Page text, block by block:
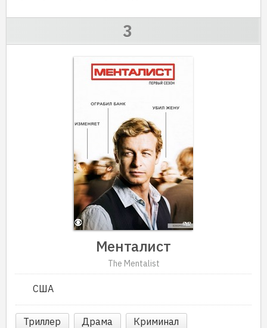
Менталист
The Mentalist
США
Триллер Драма Криминал